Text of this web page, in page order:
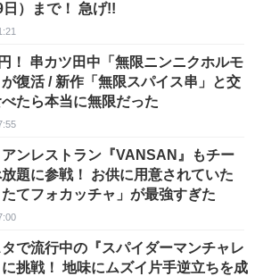
日）まで！ 急げ!!
！ 串カツ田中「無限ニンニクホルモ
復活 / 新作「無限スパイス串」と交
たら本当に無限だった
ンレストラン『VANSAN』もチー
題に参戦！ お供に用意されていた
たてフォカッチャ」が最強すぎた
で流行中の『スパイダーマンチャレ
に挑戦！ 地味にムズイ片手逆立ちを成